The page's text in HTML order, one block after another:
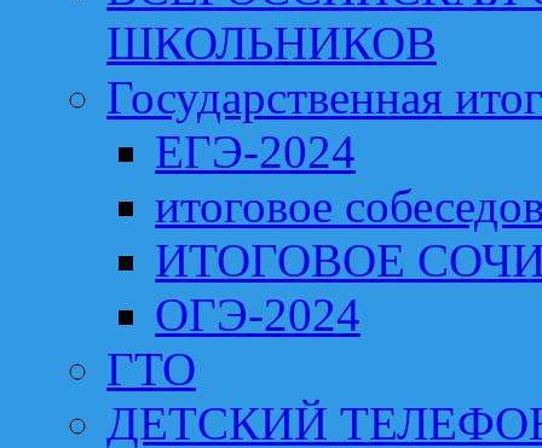
ШКОЛЬНИКОВ
Государственная
ЕГЭ-2024
итоговое
ИТОГОВОЕ
ОГЭ-2024
ГТО
ДЕТСКИЙ